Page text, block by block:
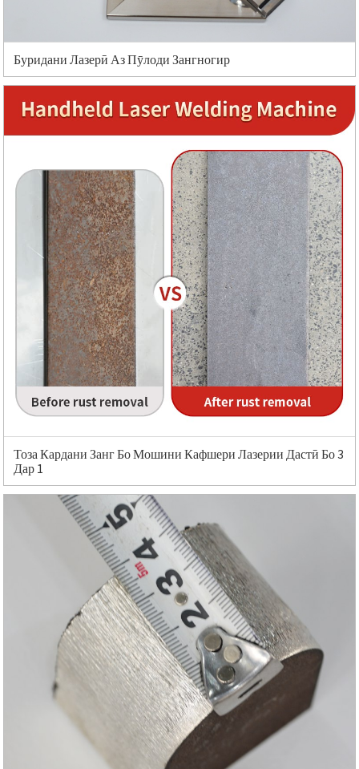
Буридани Лазерӣ Аз Пӯлоди Зангногир
Тоза Кардани Занг Бо Мошини Кафшери Лазерии Дастӣ Бо 3
Дар 1